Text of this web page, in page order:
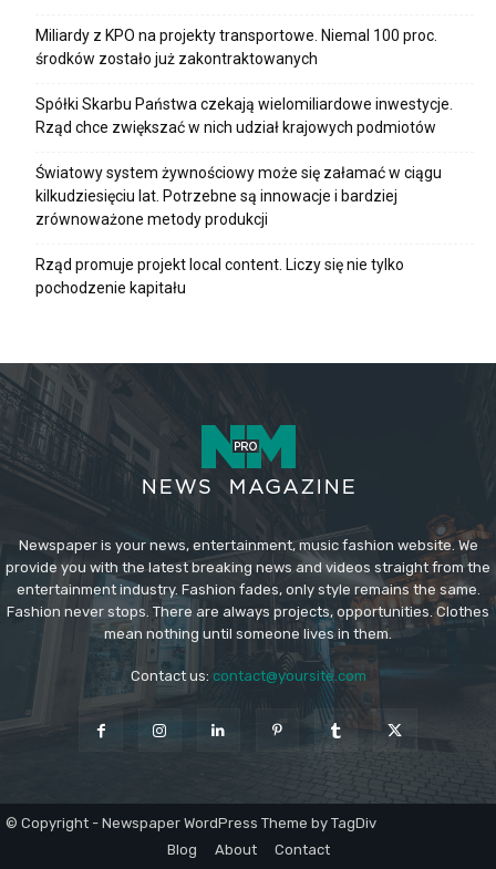
Miliardy z KPO na projekty transportowe. Niemal 100 proc.
środków zostało już zakontraktowanych
Spółki Skarbu Państwa czekają wielomiliardowe inwestycje.
Rząd chce zwiększać w nich udział krajowych podmiotów
Światowy system żywnościowy może się załamać w ciągu
kilkudziesięciu lat. Potrzebne są innowacje i bardziej
zrównoważone metody produkcji
Rząd promuje projekt local content. Liczy się nie tylko
pochodzenie kapitału
Newspaper is your news, entertainment, music fashion website. We
provide you with the latest breaking news and videos straight from the
entertainment industry. Fashion fades, only style remains the same.
Fashion never stops. There are always projects, opportunities. Clothes
mean nothing until someone lives in them.
Contact us: contact@yoursite.com
© Copyright - Newspaper WordPress Theme by TagDiv
Blog
About Contact